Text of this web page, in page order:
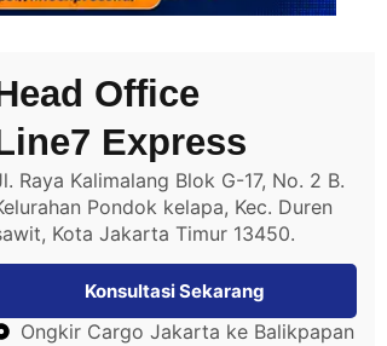
Office
Express
Raya Kalimalang Blok G-17, No. 2 B.
Pondok kelapa, Kec. Duren
Kota Jakarta Timur 13450.
Konsultasi Sekarang
Ongkir Cargo Jakarta ke Balikpapan